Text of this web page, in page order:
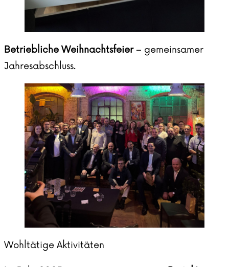
Betriebliche Weihnachtsfeier– gemeinsamer
Jahresabschluss.
Wohltätige Aktivitäten